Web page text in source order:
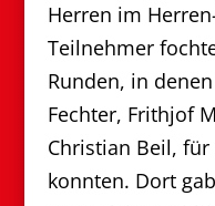
Herren im
Teilnehmer
Runden, in
Fechter, Frithjof
Christian Beil,
konnten. Dort